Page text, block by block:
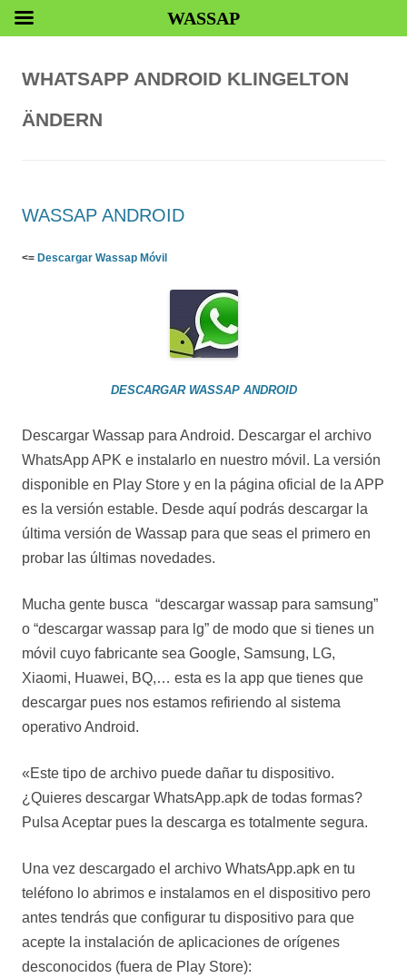
WHATSAPP ANDROID KLINGELTON
ÄNDERN
WASSAP ANDROID
<= Descargar Wassap Móvil
DESCARGAR WASSAP ANDROID
Descargar Wassap para Android. Descargar el archivo
WhatsApp APK e instalarlo en nuestro móvil. La versión
disponible en Play Store y en la página oficial de la APP
es la versión estable. Desde aquí podrás descargar la
última versión de Wassap para que seas el primero en
probar las últimas novedades.
Mucha gente busca “descargar wassap para samsung”
o “descargar wassap para lg” de modo que si tienes un
móvil cuyo fabricante sea Google, Samsung, LG,
Xiaomi, Huawei, BQ,… esta es la app que tienes que
descargar pues nos estamos refiriendo al sistema
operativo Android.
«Este tipo de archivo puede dañar tu dispositivo.
¿Quieres descargar WhatsApp.apk de todas formas?
Pulsa Aceptar pues la descarga es totalmente segura.
Una vez descargado el archivo WhatsApp.apk en tu
teléfono lo abrimos e instalamos en el dispositivo pero
antes tendrás que configurar tu dispositivo para que
acepte la instalación de aplicaciones de orígenes
desconocidos (fuera de Play Store):
WASSAP